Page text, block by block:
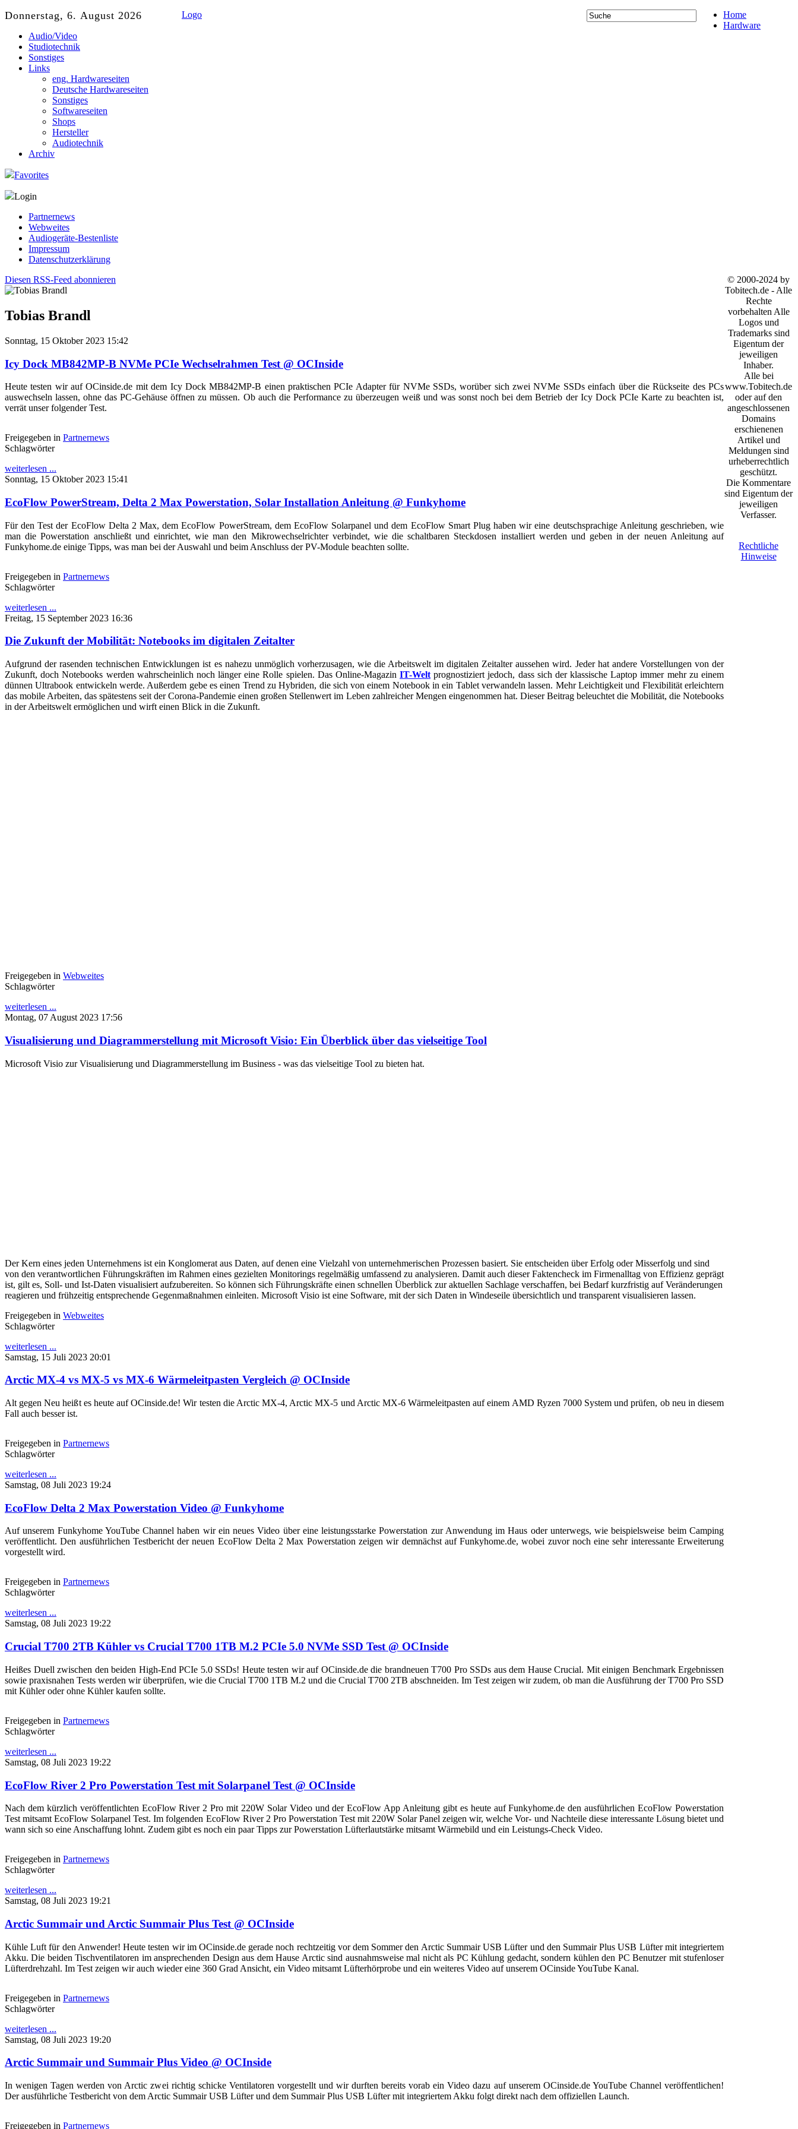
Donnerstag, 6. August 2026 Logo
Home
Hardware
Audio/Video
Studiotechnik
Sonstiges
Links
eng. Hardwareseiten
Deutsche Hardwareseiten
Sonstiges
Softwareseiten
Shops
Hersteller
Audiotechnik
Archiv
Favorites
Login
Partnernews
Webweites
Audiogeräte-Bestenliste
Impressum
Datenschutzerklärung
Diesen RSS-Feed abonnieren
Tobias Brandl
Sonntag, 15 Oktober 2023 15:42
Icy Dock MB842MP-B NVMe PCIe Wechselrahmen Test @ OCInside
Heute testen wir auf OCinside.de mit dem Icy Dock MB842MP-B einen praktischen PCIe Adapter für NVMe SSDs, worüber sich zwei NVMe SSDs einfach über die Rückseite des PCs
auswechseln lassen, ohne das PC-Gehäuse öffnen zu müssen. Ob auch die Performance zu überzeugen weiß und was sonst noch bei dem Betrieb der Icy Dock PCIe Karte zu beachten ist,
verrät unser folgender Test.
Freigegeben in Partnernews
Schlagwörter
weiterlesen ...
Sonntag, 15 Oktober 2023 15:41
EcoFlow PowerStream, Delta 2 Max Powerstation, Solar Installation Anleitung @ Funkyhome
Für den Test der EcoFlow Delta 2 Max, dem EcoFlow PowerStream, dem EcoFlow Solarpanel und dem EcoFlow Smart Plug haben wir eine deutschsprachige Anleitung geschrieben, wie
man die Powerstation anschließt und einrichtet, wie man den Mikrowechselrichter verbindet, wie die schaltbaren Steckdosen installiert werden und geben in der neuen Anleitung auf
Funkyhome.de einige Tipps, was man bei der Auswahl und beim Anschluss der PV-Module beachten sollte.
Freigegeben in Partnernews
Schlagwörter
weiterlesen ...
Freitag, 15 September 2023 16:36
Die Zukunft der Mobilität: Notebooks im digitalen Zeitalter
Aufgrund der rasenden technischen Entwicklungen ist es nahezu unmöglich vorherzusagen, wie die Arbeitswelt im digitalen Zeitalter aussehen wird. Jeder hat andere Vorstellungen von der
Zukunft, doch Notebooks werden wahrscheinlich noch länger eine Rolle spielen. Das Online-MagazinIT-Welt prognostiziert jedoch, dass sich der klassische Laptop immer mehr zu einem
dünnen Ultrabook entwickeln werde. Außerdem gebe es einen Trend zu Hybriden, die sich von einem Notebook in ein Tablet verwandeln lassen. Mehr Leichtigkeit und Flexibilität erleichtern
das mobile Arbeiten, das spätestens seit der Corona-Pandemie einen großen Stellenwert im Leben zahlreicher Mengen eingenommen hat. Dieser Beitrag beleuchtet die Mobilität, die Notebooks
in der Arbeitswelt ermöglichen und wirft einen Blick in die Zukunft.
Freigegeben in Webweites
Schlagwörter
weiterlesen ...
Montag, 07 August 2023 17:56
Visualisierung und Diagrammerstellung mit Microsoft Visio: Ein Überblick über das vielseitige Tool
Microsoft Visio zur Visualisierung und Diagrammerstellung im Business - was das vielseitige Tool zu bieten hat.
Der Kern eines jeden Unternehmens ist ein Konglomerat aus Daten, auf denen eine Vielzahl von unternehmerischen Prozessen basiert. Sie entscheiden über Erfolg oder Misserfolg und sind
von den verantwortlichen Führungskräften im Rahmen eines gezielten Monitorings regelmäßig umfassend zu analysieren. Damit auch dieser Faktencheck im Firmenalltag von Effizienz geprägt
ist, gilt es, Soll- und Ist-Daten visualisiert aufzubereiten. So können sich Führungskräfte einen schnellen Überblick zur aktuellen Sachlage verschaffen, bei Bedarf kurzfristig auf Veränderungen
reagieren und frühzeitig entsprechende Gegenmaßnahmen einleiten. Microsoft Visio ist eine Software, mit der sich Daten in Windeseile übersichtlich und transparent visualisieren lassen.
Freigegeben in Webweites
Schlagwörter
weiterlesen ...
Samstag, 15 Juli 2023 20:01
Arctic MX-4 vs MX-5 vs MX-6 Wärmeleitpasten Vergleich @ OCInside
Alt gegen Neu heißt es heute auf OCinside.de! Wir testen die Arctic MX-4, Arctic MX-5 und Arctic MX-6 Wärmeleitpasten auf einem AMD Ryzen 7000 System und prüfen, ob neu in diesem
Fall auch besser ist.
Freigegeben in Partnernews
Schlagwörter
weiterlesen ...
Samstag, 08 Juli 2023 19:24
EcoFlow Delta 2 Max Powerstation Video @ Funkyhome
Auf unserem Funkyhome YouTube Channel haben wir ein neues Video über eine leistungsstarke Powerstation zur Anwendung im Haus oder unterwegs, wie beispielsweise beim Camping
veröffentlicht. Den ausführlichen Testbericht der neuen EcoFlow Delta 2 Max Powerstation zeigen wir demnächst auf Funkyhome.de, wobei zuvor noch eine sehr interessante Erweiterung
vorgestellt wird.
Freigegeben in Partnernews
Schlagwörter
weiterlesen ...
Samstag, 08 Juli 2023 19:22
Crucial T700 2TB Kühler vs Crucial T700 1TB M.2 PCIe 5.0 NVMe SSD Test @ OCInside
Heißes Duell zwischen den beiden High-End PCIe 5.0 SSDs! Heute testen wir auf OCinside.de die brandneuen T700 Pro SSDs aus dem Hause Crucial. Mit einigen Benchmark Ergebnissen
sowie praxisnahen Tests werden wir überprüfen, wie die Crucial T700 1TB M.2 und die Crucial T700 2TB abschneiden. Im Test zeigen wir zudem, ob man die Ausführung der T700 Pro SSD
mit Kühler oder ohne Kühler kaufen sollte.
Freigegeben in Partnernews
Schlagwörter
weiterlesen ...
Samstag, 08 Juli 2023 19:22
EcoFlow River 2 Pro Powerstation Test mit Solarpanel Test @ OCInside
Nach dem kürzlich veröffentlichten EcoFlow River 2 Pro mit 220W Solar Video und der EcoFlow App Anleitung gibt es heute auf Funkyhome.de den ausführlichen EcoFlow Powerstation
Test mitsamt EcoFlow Solarpanel Test. Im folgenden EcoFlow River 2 Pro Powerstation Test mit 220W Solar Panel zeigen wir, welche Vor- und Nachteile diese interessante Lösung bietet und
wann sich so eine Anschaffung lohnt. Zudem gibt es noch ein paar Tipps zur Powerstation Lüfterlautstärke mitsamt Wärmebild und ein Leistungs-Check Video.
Freigegeben in Partnernews
Schlagwörter
weiterlesen ...
Samstag, 08 Juli 2023 19:21
Arctic Summair und Arctic Summair Plus Test @ OCInside
Kühle Luft für den Anwender! Heute testen wir im OCinside.de gerade noch rechtzeitig vor dem Sommer den Arctic Summair USB Lüfter und den Summair Plus USB Lüfter mit integriertem
Akku. Die beiden Tischventilatoren im ansprechenden Design aus dem Hause Arctic sind ausnahmsweise mal nicht als PC Kühlung gedacht, sondern kühlen den PC Benutzer mit stufenloser
Lüfterdrehzahl. Im Test zeigen wir auch wieder eine 360 Grad Ansicht, ein Video mitsamt Lüfterhörprobe und ein weiteres Video auf unserem OCinside YouTube Kanal.
Freigegeben in Partnernews
Schlagwörter
weiterlesen ...
Samstag, 08 Juli 2023 19:20
Arctic Summair und Summair Plus Video @ OCInside
In wenigen Tagen werden von Arctic zwei richtig schicke Ventilatoren vorgestellt und wir durften bereits vorab ein Video dazu auf unserem OCinside.de YouTube Channel veröffentlichen!
Der ausführliche Testbericht von dem Arctic Summair USB Lüfter und dem Summair Plus USB Lüfter mit integriertem Akku folgt direkt nach dem offiziellen Launch.
Freigegeben in Partnernews
© 2000-2024 by
Tobitech.de - Alle
Rechte
vorbehalten Alle
Logos und
Trademarks sind
Eigentum der
jeweiligen
Inhaber.
Alle bei
www.Tobitech.de
oder auf den
angeschlossenen
Domains
erschienenen
Artikel und
Meldungen sind
urheberrechtlich
geschützt.
Die Kommentare
sind Eigentum der
jeweiligen
Verfasser.
Rechtliche
Hinweise